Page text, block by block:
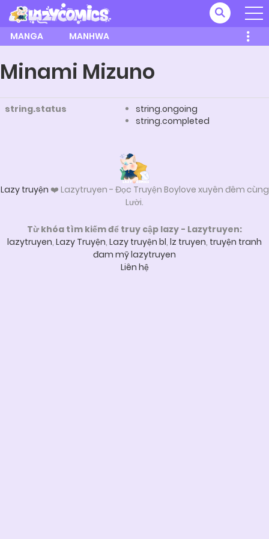
MANGA MANHWA
Minami Mizuno
string.status
string.ongoing
string.completed
Lazy truyện ❤️ Lazytruyen - Đọc Truyện Boylove xuyên đêm cùng
Lười.
Từ khóa tìm kiếm để truy cập lazy - Lazytruyen:
lazytruyen, Lazy Truyện, Lazy truyện bl, lz truyen, truyện tranh
đam mỹ lazytruyen
Liên hệ